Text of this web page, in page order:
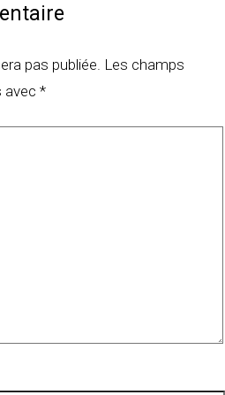
pas publiée. Les champs
avec *